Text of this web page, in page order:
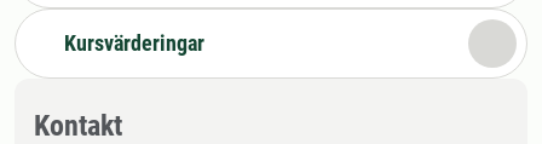
Kursvärderingar
Kontakt